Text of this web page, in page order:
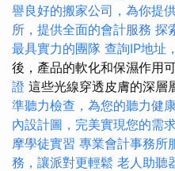
譽良好的搬家公司，為你提
所，提供全面的會計服務 探
最具實力的團隊 查詢IP地址
後，產品的軟化和保濕作用
證 這些光線穿透皮膚的深層
準聽力檢查，為您的聽力健
內設計圖，完美實現您的需
摩學徒實習 專業會計事務所
務，讓派對更輕鬆 老人助聽